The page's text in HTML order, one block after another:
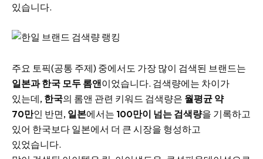
있습니다.
주요 토픽(공통 주제) 중에서도 가장 많이 검색된 브랜드는
일본과 한국 모두 롬앤이었습니다. 검색량에는 차이가
있는데, 한국의 롬앤 관련 키워드 검색량은 월평균 약
70만인 반면, 일본에서는 100만이 넘는 검색량을 기록하고
있어 한국보다 일본에서 더 큰 시장을 형성하고
있었습니다.